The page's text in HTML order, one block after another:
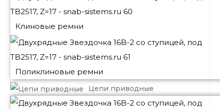
Клиновые ремни
Поликлиновые ремни
Цепи приводные